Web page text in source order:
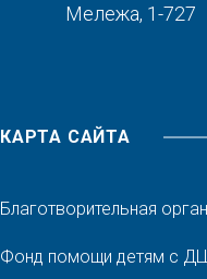
Мележа, 1-727
КАРТА САЙТА
Благотворительная
Фонд помощи детям с